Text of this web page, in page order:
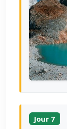
Jour 7